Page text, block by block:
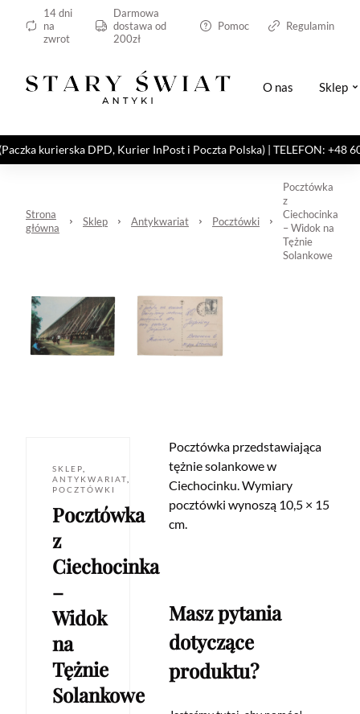
14 dni
na
zwrot
Darmowa
dostawa od
200zł
Pomoc Regulamin
O nas Sklep
kurierska DPD, Kurier InPost i Poczta Polska) | TELEFON: +48
Strona
główna
Sklep Antykwariat Pocztówki
Pocztówka
z
Ciechocinka
– Widok na
Tężnie
Solankowe
SKLEP
ANTYKWARIAT
POCZTÓWKI
Pocztówka
z
Ciechocinka
–
Widok
na
Tężnie
Solankowe
Pocztówka przedstawiająca
tężnie solankowe w
Ciechocinku. Wymiary
pocztówki wynoszą 10,5 × 15
cm.
Masz pytania
dotyczące
produktu?